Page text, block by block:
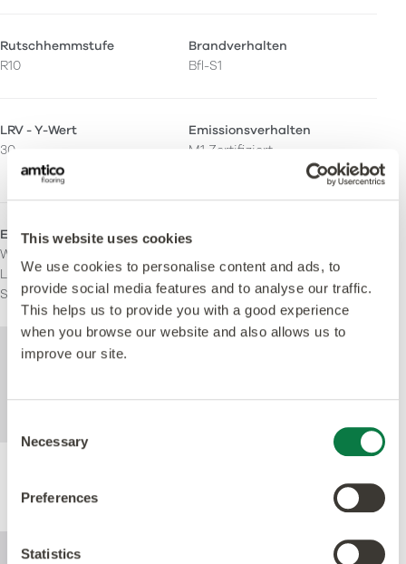
This website uses cookies
We use cookies to personalise content and ads, to
provide social media features and to analyse our traffic.
This helps us to provide you with a good experience
when you browse our website and also allows us to
improve our site.
Selection
Necessary
Preferences
Statistics
Rutschhemmstufe
R10
Brandverhalten
Bfl-S1
LRV - Y-Wert
30
Emissionsverhalten
M1 Zertifiziert
Indoor Air Comfort Gold
Einsatzbereich
Wohnen
Leichte kommerzielle
Schwere kommerzielle
Weitere technische Informationen zu
mit den technischen Spezifikationen, das